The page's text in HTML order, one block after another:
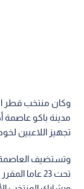
وكان منتخب قطر
مدينة باكو عاصمة
تجهيز اللاعبين
وتستضيف العاصمة